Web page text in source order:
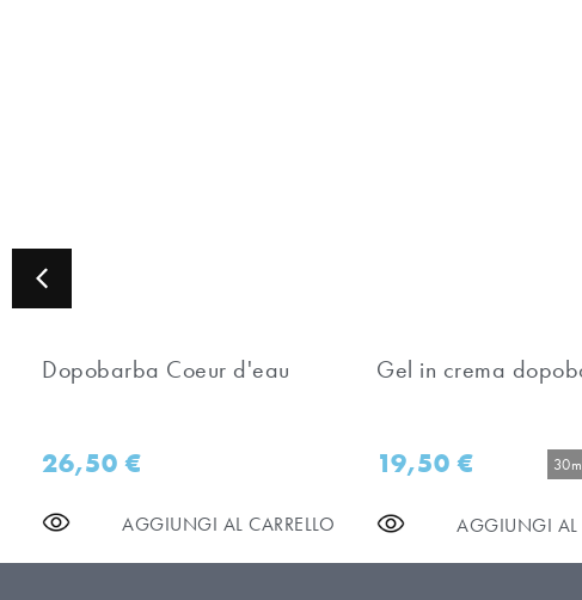
Dopobarba Coeur d'eau
26,50€
AGGIUNGI AL CARRELLO
Gel in crema
19,50€
AGGIUNGI AL